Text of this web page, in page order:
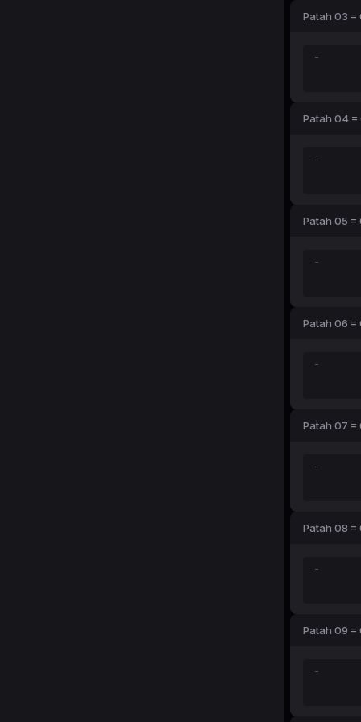
Patah 03 =
Patah 04 =
Patah 05 =
Patah 06 =
Patah 07 =
Patah 08 =
Patah 09 =